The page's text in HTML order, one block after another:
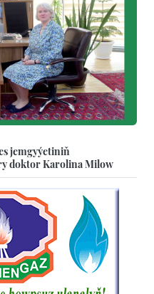
jemgyýetiniň
doktor Karolina Milow